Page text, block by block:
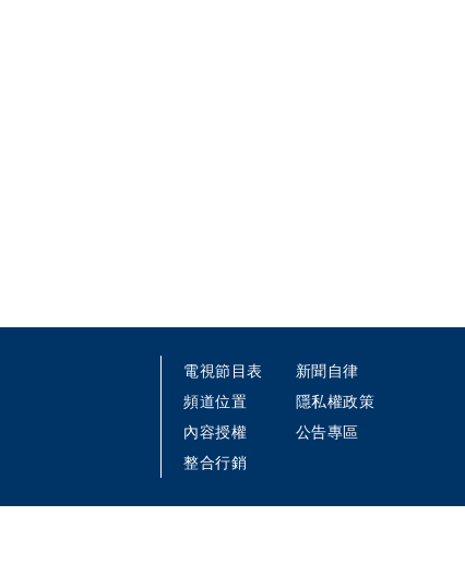
電視節目表
新聞自律
頻道位置
隱私權政策
內容授權
公告專區
整合行銷